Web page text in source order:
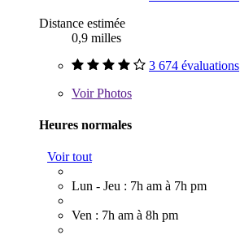
Distance estimée
0,9 milles
3 674 évaluations
VoirPhotos
Heures normales
Voir tout
Lun - Jeu : 7h am à 7h pm
Ven : 7h am à 8h pm